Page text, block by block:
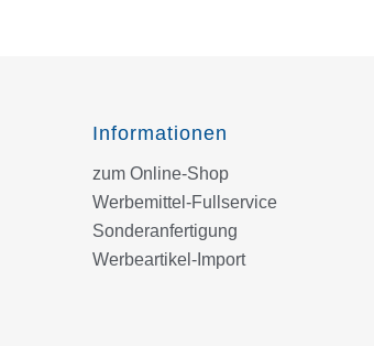
Informationen
zum Online-Shop
Werbemittel-Fullservice
Sonderanfertigung
Werbeartikel-Import